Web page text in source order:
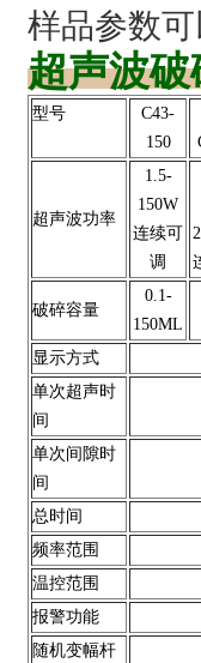
样品参数
超声波
型号
C43-
150
超声波功率
1.5-
150W
连续可
调
破碎容量
0.1-
150ML
显示方式
单次超声时
间
单次间隙时
间
总时间
频率范围
温控范围
报警功能
随机变幅杆